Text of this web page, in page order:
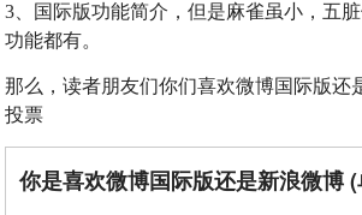
3、国际版功能简介，但是麻雀虽小，五
功能都有。
那么，读者朋友们你们喜欢微博国际版还
投票
你是喜欢微博国际版还是新浪微博